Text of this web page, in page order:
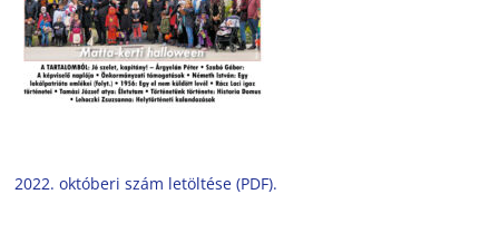
2022. októberi szám letöltése (PDF).